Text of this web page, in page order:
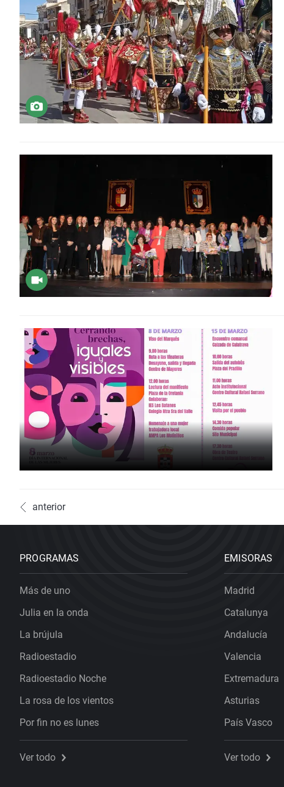
anterior
PROGRAMAS
Más de uno
Julia en la onda
La brújula
Radioestadio
Radioestadio Noche
La rosa de los vientos
Por fin no es lunes
Ver todo
EMISORAS
Madrid
Catalunya
Andalucía
Valencia
Extremadura
Asturias
País Vasco
Ver todo